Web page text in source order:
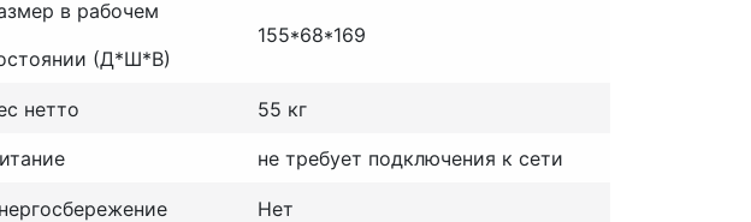
в рабочем
(Д*Ш*В)
155*68*169
нетто 55 кг
не требует подключения к сети
Нет